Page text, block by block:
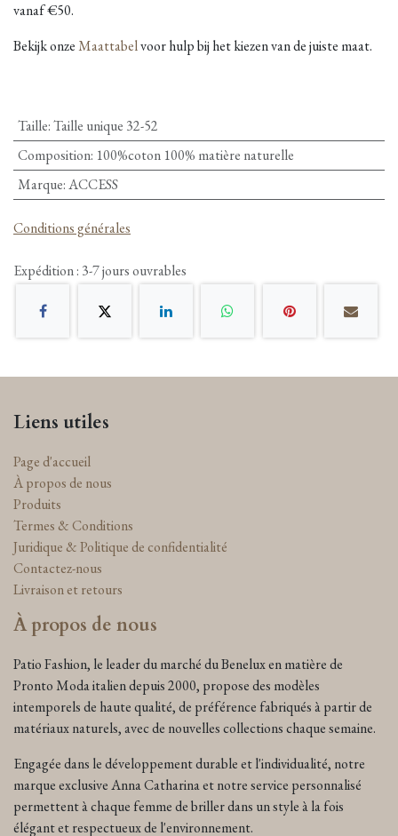
vanaf €50.
Bekijk onzeMaattabelvoor hulp bij het kiezen van de juiste maat.
Taille:Taille unique 32-52
Composition: 100%coton 100% matière naturelle
Marque:ACCESS
Conditions générales
Expédition : 3-7 jours ouvrables
Liens utiles
Page d'accueil
À propos de nous
Produits
Termes & Conditions
Juridique & Politique de confidentialité
Contactez-nous
Livraison et retours
À propos de nous
Patio Fashion, le leader du marché du Benelux en matière de
Pronto Moda italien depuis 2000, propose des modèles
intemporels de haute qualité, de préférence fabriqués à partir de
matériaux naturels, avec de nouvelles collections chaque semaine.
Engagée dans le développement durable et l'individualité, notre
marque exclusive Anna Catharina et notre service personnalisé
permettent à chaque femme de briller dans un style à la fois
élégant et respectueux de l'environnement.